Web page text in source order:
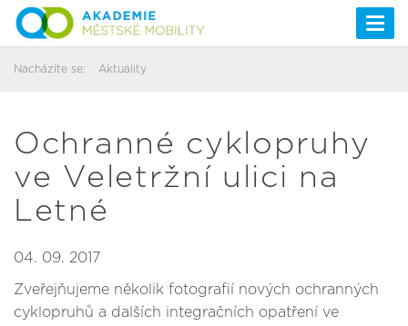
Nacházíte se: Aktuality
Ochranné cyklopruhy
ve Veletržní ulici na
Letné
04. 09. 2017
Zveřejňujeme několik fotografií nových ochranných
cyklopruhů a dalších integračních opatření ve